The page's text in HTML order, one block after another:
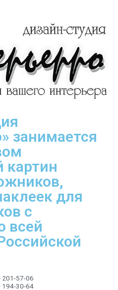
занимается
картин
для
с
всей
201-57-06
194-30-64